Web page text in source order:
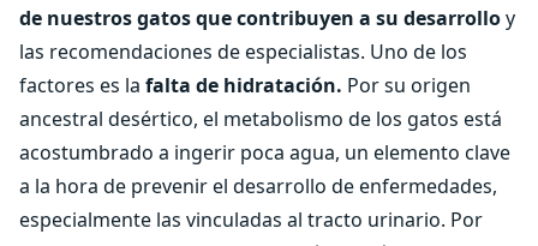
de nuestros gatos que contribuyen a su desarrolloy
las recomendaciones de especialistas. Uno de los
factores es la falta de hidratación. Por su origen
ancestral desértico, el metabolismo de los gatos está
acostumbrado a ingerir poca agua, un elemento clave
a la hora de prevenir el desarrollo de enfermedades,
especialmente las vinculadas al tracto urinario. Por